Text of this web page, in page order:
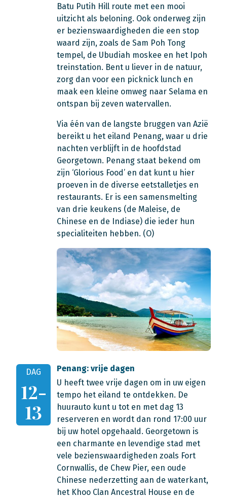
Batu Putih Hill route met een mooi
uitzicht als beloning. Ook onderweg zijn
er bezienswaardigheden die een stop
waard zijn, zoals de Sam Poh Tong
tempel, de Ubudiah moskee en het Ipoh
treinstation. Bent u liever in de natuur,
zorg dan voor een picknick lunch en
maak een kleine omweg naar Selama en
ontspan bij zeven watervallen.
Via één van de langste bruggen van Azië
bereikt u het eiland Penang, waar u drie
nachten verblijft in de hoofdstad
Georgetown. Penang staat bekend om
zijn ‘Glorious Food’ en dat kunt u hier
proeven in de diverse eetstalletjes en
restaurants. Er is een samensmelting
van drie keukens (de Maleise, de
Chinese en de Indiase) die ieder hun
specialiteiten hebben. (O)
DAG
12-
13
Penang: vrije dagen
U heeft twee vrije dagen om in uw eigen
tempo het eiland te ontdekken. De
huurauto kunt u tot en met dag 13
reserveren en wordt dan rond 17:00 uur
bij uw hotel opgehaald. Georgetown is
een charmante en levendige stad met
vele bezienswaardigheden zoals Fort
Cornwallis, de Chew Pier, een oude
Chinese nederzetting aan de waterkant,
het Khoo Clan Ancestral House en de